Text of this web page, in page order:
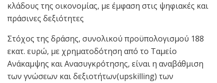
κλάδους της οικονομίας, με έμφαση στις ψηφιακές και
πράσινες δεξιότητες
Στόχος της δράσης, συνολικού προϋπολογισμού 188
εκατ. ευρώ, με χρηματοδότηση από το Ταμείο
Ανάκαμψης και Ανασυγκρότησης, είναι η αναβάθμιση
των γνώσεων και δεξιοτήτων(upskilling) των